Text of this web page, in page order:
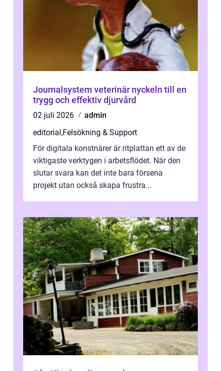
Journalsystem veterinär nyckeln till en
trygg och effektiv djurvård
02 juli 2026
admin
editorial,Felsökning & Support
För digitala konstnärer är ritplattan ett av de
viktigaste verktygen i arbetsflödet. När den
slutar svara kan det inte bara försena
projekt utan också skapa frustra...